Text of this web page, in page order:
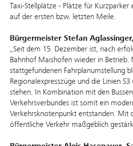
Taxi-Stellplätze - Plätze für
auf der ersten bzw. letzten Meile.
Bürgermeister Stefan
„Seit dem 15. Dezember ist, nach
Bahnhof Maishofen wieder in Betrieb.
stattgefundenen Fahrplanumstellung
Regionalexpresszüge und die Linien
stehen. In Kombination mit den
Verkehrsverbundes ist somit ein
Verkehrsknotenpunkt entstanden. Mit
öffentliche Verkehr maßgeblich